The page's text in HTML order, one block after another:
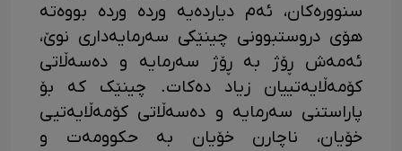
سنوورەکان، ئەم دیاردەیە وردە وردە بووەتە
هۆی دروستبوونی چینێکی سەرمایەداری نوێ،
ئەمەش ڕۆژ بە ڕۆژ سەرمایە و دەسەڵاتی
کۆمەڵایەتییان زیاد دەکات. چینێک کە بۆ
پاراستنی سەرمایە و دەسەڵاتی کۆمەڵایەتیی
خۆیان، ناچارن خۆیان بە حکوومەت و